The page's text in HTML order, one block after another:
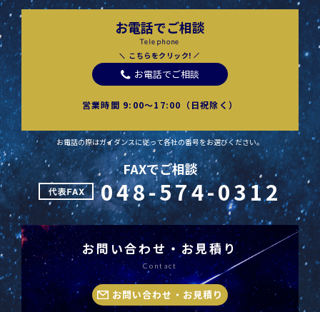
お電話でご相談
Telephone
こちらをクリック!
お電話でご相談
営業時間 9:00〜17:00（日祝除く）
お電話の際はガイダンスに従って各社の番号をお選びください。
FAXでご相談
048-574-0312
お問い合わせ・お見積り
Contact
お問い合わせ・お見積り